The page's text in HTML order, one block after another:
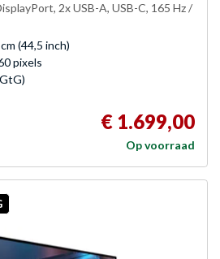
2x USB-A, USB-C, 165 Hz /
(44,5 inch)
pixels
€ 1.699,00
Op voorraad